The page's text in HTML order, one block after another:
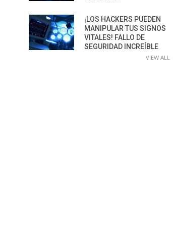
¡LOS HACKERS PUEDEN
MANIPULAR TUS SIGNOS
VITALES! FALLO DE
SEGURIDAD INCREÍBLE
VIEW ALL